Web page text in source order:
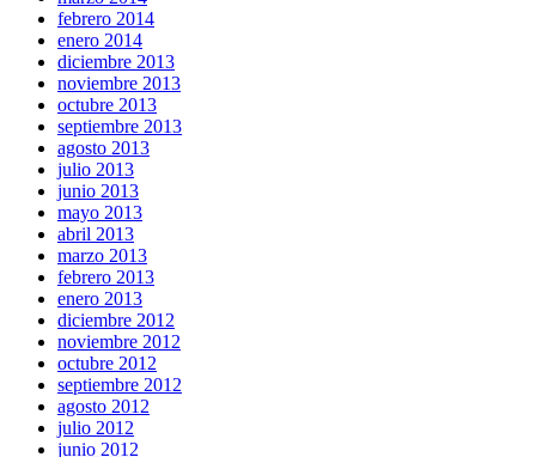
febrero 2014
enero 2014
diciembre 2013
noviembre 2013
octubre 2013
septiembre 2013
agosto 2013
julio 2013
junio 2013
mayo 2013
abril 2013
marzo 2013
febrero 2013
enero 2013
diciembre 2012
noviembre 2012
octubre 2012
septiembre 2012
agosto 2012
julio 2012
junio 2012